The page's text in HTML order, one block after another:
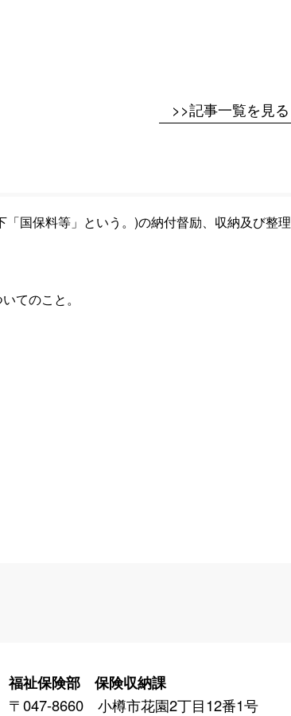
>>記事一覧を見る
国保料等」という。)の納付督励、収納及び整理
てのこと。
福祉保険部 保険収納課
〒047-8660 小樽市花園2丁目12番1号